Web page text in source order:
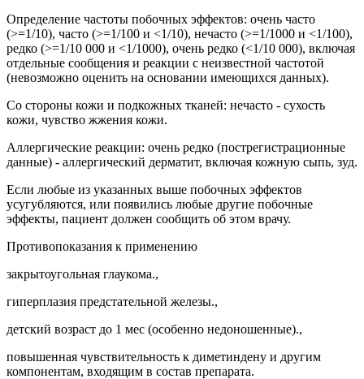
Определение частоты побочных эффектов: очень часто
(>=1/10), часто (>=1/100 и <1/10), нечасто (>=1/1000 и <1/100),
редко (>=1/10 000 и <1/1000), очень редко (<1/10 000), включая
отдельные сообщения и реакции с неизвестной частотой
(невозможно оценить на основании имеющихся данных).
Со стороны кожи и подкожных тканей: нечасто - сухость
кожи, чувство жжения кожи.
Аллергические реакции: очень редко (пострегистрационные
данные) - аллергический дерматит, включая кожную сыпь, зуд.
Если любые из указанных выше побочных эффектов
усугубляются, или появились любые другие побочные
эффекты, пациент должен сообщить об этом врачу.
Противопоказания к применению
закрытоугольная глаукома.,
гиперплазия предстательной железы.,
детский возраст до 1 мес (особенно недоношенные).,
повышенная чувствительность к диметиндену и другим
компонентам, входящим в состав препарата.